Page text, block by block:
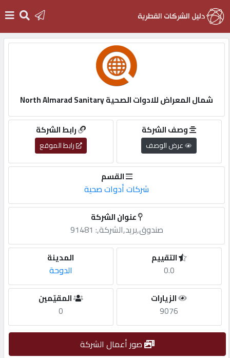
التسجيل
English
أضف
مطلوب
طلب
الاحصائيات
شمال المعراض للادوات الصحية North Almarad Sanitary
رابط الشركة
رابط الموقع
وصف الشركة
عرض الوصف
القسم
شركات أدوات صحية
عنوان الشركة
صندوق,بريد,الشركة,: 91481
المدينة
الدوحة
التقييم
0.0
المقيّمين
0
الزيارات
9076
صور أعمال الشركة